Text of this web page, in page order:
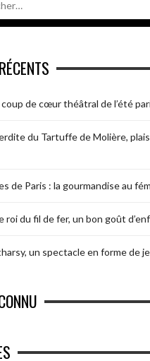
coup de cœur théâtral de l’été
du Tartuffe de Molière,
de Paris : la gourmandise au
roi du fil de fer, un bon goût
un spectacle en forme de